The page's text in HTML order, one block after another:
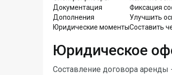
Документация
Фиксация
Дополнения
Улучшить
Юридические моментыСоставить
Юридическое
Составление договора аренды